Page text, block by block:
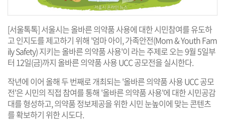
[서울톡톡] 서울시는 올바른 의약품 사용에 대한 시민참여를 유도하
고 인지도를 제고하기 위해 '엄마 아이, 가족안전(Mom & Youth Fam
ily Safety) 지키는 올바른 의약품 사용'이 라는 주제로 오는 9월 5일부
터 12일(금)까지 올바른 의약품 사용 UCC 공모전을 실시한다.
작년에 이어 올해 두 번째로 개최되는 '올바른 의약품 사용 UCC 공모
전'은 시민의 직접 참여를 통해 '올바른 의약품 사용'에 대한 시민공감
대를 형성하고, 의약품 정보제공을 위한 시민 눈높이에 맞는 콘텐츠
를 확보하기 위한 시도다.